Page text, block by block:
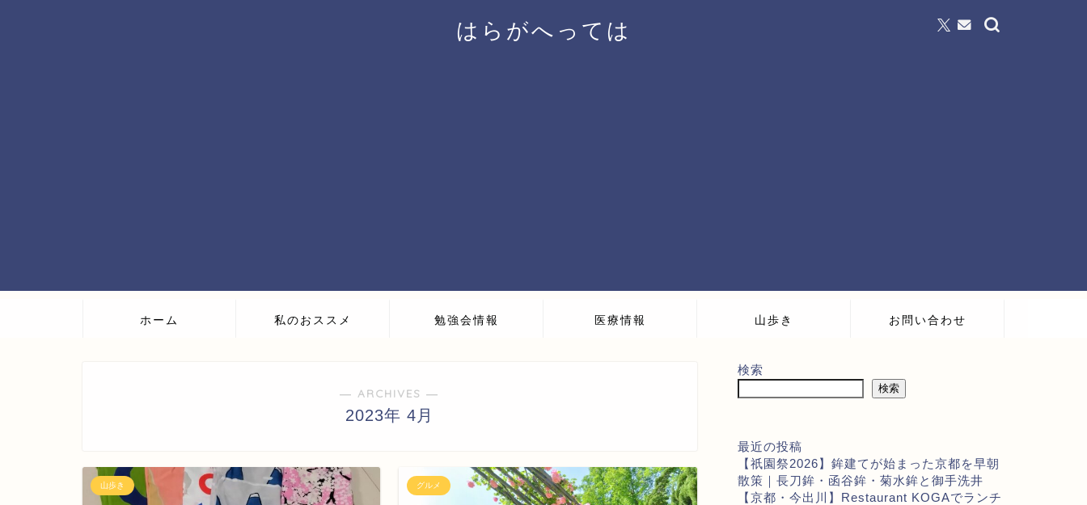
はらがへっては
ホーム 私のおススメ 勉強会情報 医療情報 山歩き お問い合わせ
― ARCHIVES ―
2023年 4月
山歩き グルメ
検索
検索
最近の投稿
【祇園祭2026】鉾建てが始まった京都を早朝
散策｜長刀鉾・函谷鉾・菊水鉾と御手洗井
【京都・今出川】Restaurant KOGAでランチ